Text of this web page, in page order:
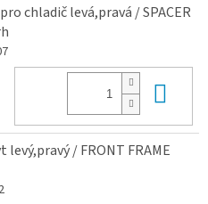
chladič levá,pravá / SPACER
levý,pravý / FRONT FRAME